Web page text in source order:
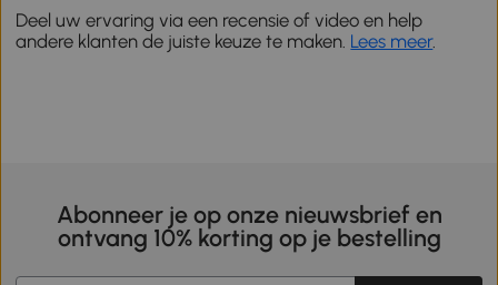
Deel uw ervaring via een recensie of video en help
andere klanten de juiste keuze te maken. Lees meer.
Abonneer je op onze nieuwsbrief en
ontvang 10% korting op je bestelling